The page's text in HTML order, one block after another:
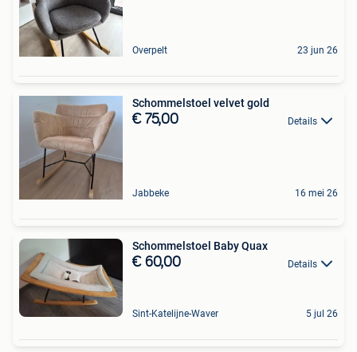
Overpelt 23 jun 26
Schommelstoel velvet gold
€ 75,00 Details
Jabbeke 16 mei 26
Schommelstoel Baby Quax
€ 60,00 Details
Sint-Katelijne-Waver 5 jul 26